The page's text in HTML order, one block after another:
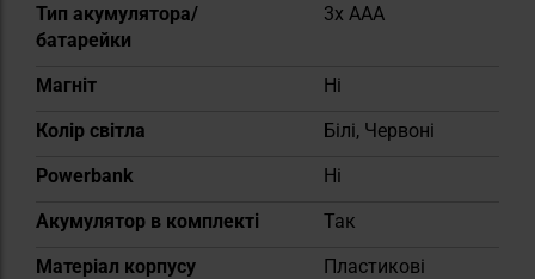
Тип акумулятора/
батарейки
3x AAA
Магніт
Ні
Колір світла
Білі, Червоні
Powerbank
Ні
Акумулятор в комплекті
Так
Матеріал корпусу
Пластикові